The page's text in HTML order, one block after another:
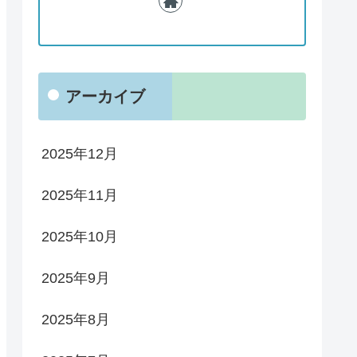
アーカイブ
2025年12月
2025年11月
2025年10月
2025年9月
2025年8月